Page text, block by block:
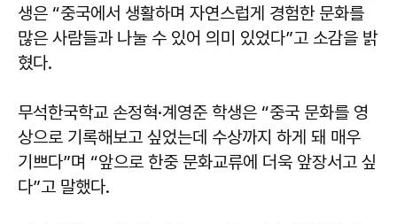
생은 “중국에서 생활하며 자연스럽게 경험한 문화를
많은 사람들과 나눌 수 있어 의미 있었다”고 소감을 밝
혔다.
무석한국학교 손정혁·계영준 학생은 “중국 문화를 영
상으로 기록해보고 싶었는데 수상까지 하게 돼 매우
기쁘다”며 “앞으로 한중 문화교류에 더욱 앞장서고 싶
다”고 말했다.